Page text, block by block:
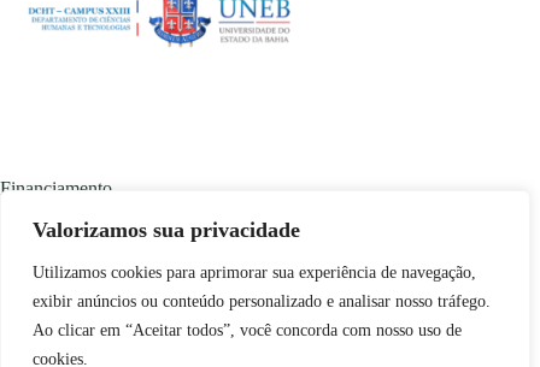
Valorizamos sua privacidade
Utilizamos cookies para aprimorar sua experiência de navegação,
exibir anúncios ou conteúdo personalizado e analisar nosso tráfego.
Ao clicar em “Aceitar todos”, você concorda com nosso uso de
cookies.
Financiamento